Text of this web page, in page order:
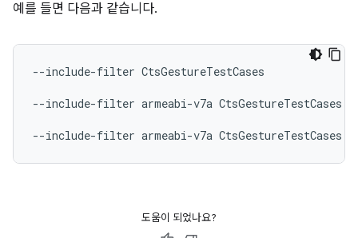
예를 들면 다음과 같습니다.
--include-filter CtsGestureTestCases
--include-filter armeabi-v7a CtsGestureTestCases
--include-filter armeabi-v7a CtsGestureTestCases
도움이 되었나요?